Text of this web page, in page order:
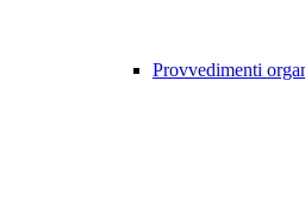
Provvedimenti